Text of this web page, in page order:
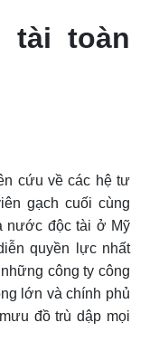
tài toàn
cứu về các hệ tư
gạch cuối cùng
nước độc tài ở Mỹ
quyền lực nhất
công ty công
lớn và chính phủ
đồ trù dập mọi